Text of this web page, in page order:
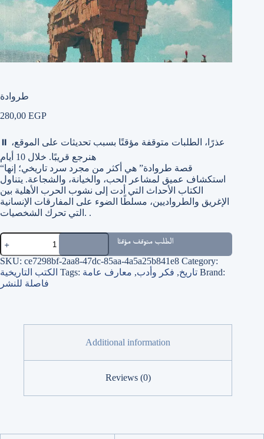
طروادة
280,00 EGP
⏸ عذرًا، الطلبات متوقفة مؤقتًا بسبب تحديثات على الموقع،
هنرجع قريبًا. خلال 10 أيام
“قصة طروادة” هي أكثر من مجرد سرد تاريخي؛ إنها
استكشاف عميق لمشاعر الحب، والخيانة، والشجاعة. يتناول
الكتاب الأحداث التي أدت إلى نشوب الحرب الأهلية بين
الإغريق والطرواديين، مسلطًا الضوء على المفارقات الإنسانية
التي تحرك الشخصيات. .
طروادة
quantity
الطلب متوقف مؤقتًا
SKU: ce7298bf-2aa8-47dc-85aa-4a5a25b841e8 Category:
الكتب التاريخية Tags: تاريخ, فكر وأدب, معارف عامة
Brand:
فاصلة للنشر
Additional information
Reviews (0)